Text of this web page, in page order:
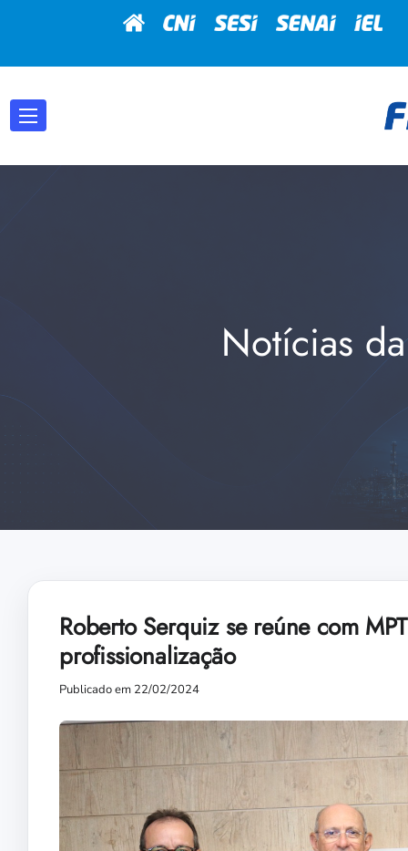
Notícias
Roberto Serquiz se reúne com
profissionalização
Publicado em 22/02/2024